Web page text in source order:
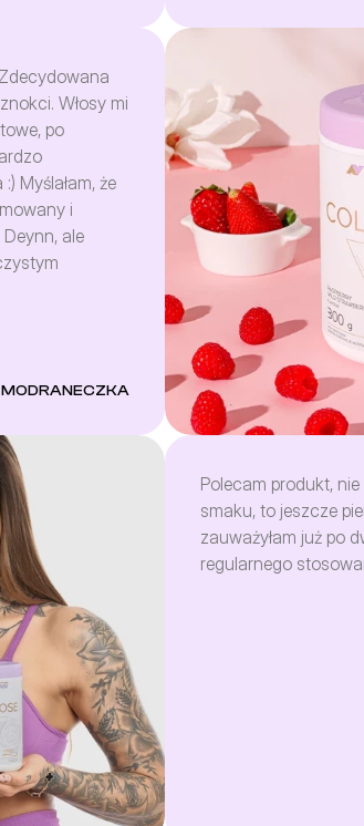
proszek w
w całości, co
elementem.
setkę lub
więc jeżeli
wyczekać
zniszczony
po Izo,
co na mnie
Włosy mi
po
Myślałam, że
i
ale
MODRANECZKA
Polecam produkt,
smaku, to jeszcze
zauważyłam już po
regularnego